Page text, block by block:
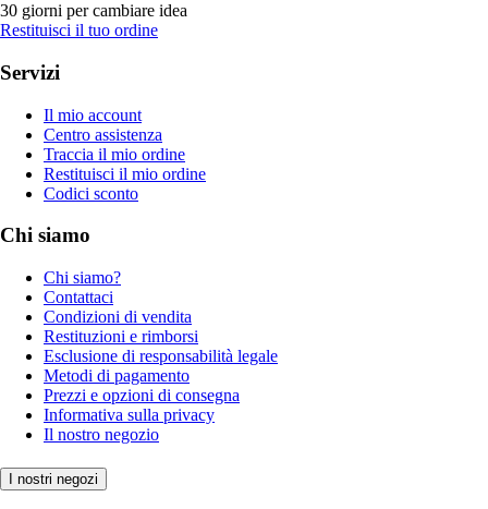
30 giorni per cambiare idea
Restituisci il tuo ordine
Servizi
Il mio account
Centro assistenza
Traccia il mio ordine
Restituisci il mio ordine
Codici sconto
Chi siamo
Chi siamo?
Contattaci
Condizioni di vendita
Restituzioni e rimborsi
Esclusione di responsabilità legale
Metodi di pagamento
Prezzi e opzioni di consegna
Informativa sulla privacy
Il nostro negozio
I nostri negozi